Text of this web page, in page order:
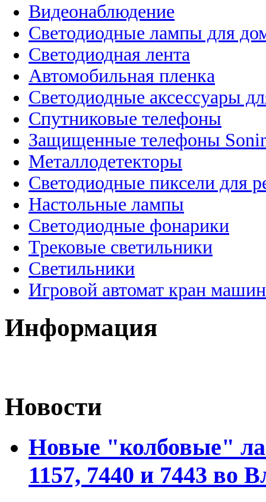
Видеонаблюдение
Светодиодные лампы для
Светодиодная лента
Автомобильная пленка
Светодиодные аксессуары
Спутниковые телефоны
Защищенные телефоны
Металлодетекторы
Светодиодные пиксели для
Настольные лампы
Светодиодные фонарики
Трековые светильники
Светильники
Игровой автомат кран
Информация
Новости
Новые "колбовые"
1157, 7440 и 7443 во